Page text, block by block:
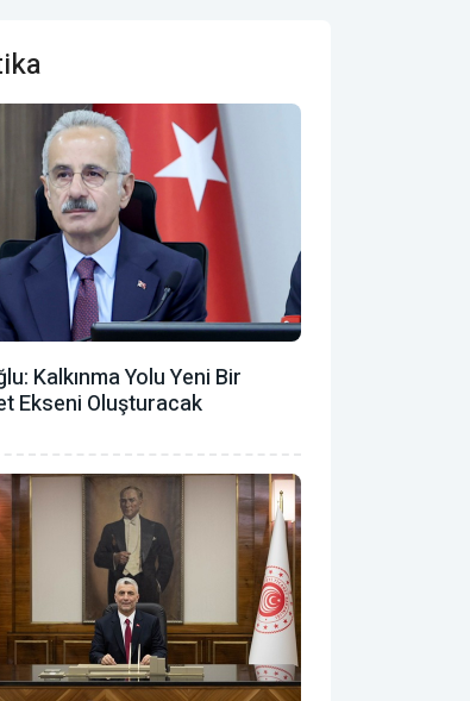
Kalkınma Yolu Yeni Bir
Ekseni Oluşturacak